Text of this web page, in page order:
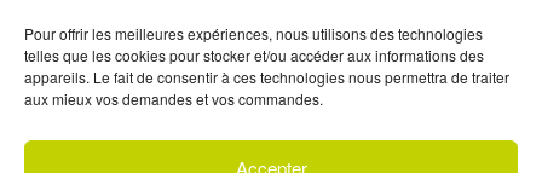
Pour offrir les meilleures expériences, nous utilisons des technologies
telles que les cookies pour stocker et/ou accéder aux informations des
appareils. Le fait de consentir à ces technologies nous permettra de traiter
aux mieux vos demandes et vos commandes.
Accepter
LIMITÉ À 3000 € POUR LE 10X. LIMITÉ À 6000 € POUR LE 3X ET 4X.
CONDITION GÉNÉRALES DE VENTE